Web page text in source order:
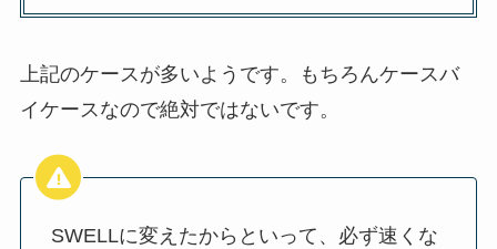
上記のケースが多いようです。もちろんケースバ
イケースなので絶対ではないです。
SWELLに変えたからといって、必ず速くな